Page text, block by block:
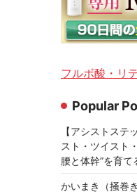
フルボ酸・リ
Popular
【アシストステ
スト・ツイスト
腰と体幹”を育
かいまき（掻巻